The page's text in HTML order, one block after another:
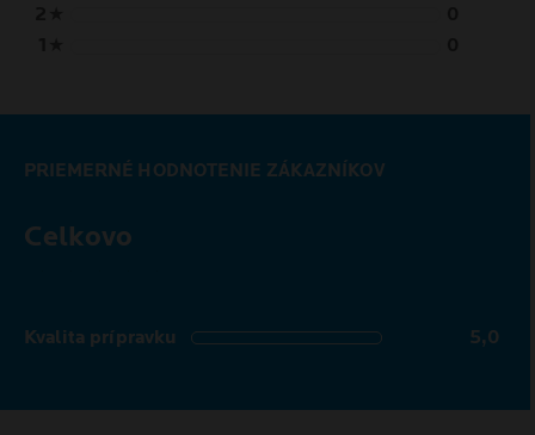
PRIEMERNÉ HODNOTENIE ZÁKAZNÍKOV
Celkovo
5,0 out of 5 stars
Kvalita prípravku
5,0 out of 5 stars 5,0